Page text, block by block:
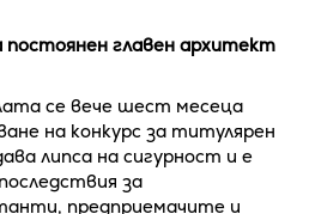
постоянен главен архитект
се вече шест месеца
на конкурс за титулярен
липса на сигурност и е
за
предприемачите и